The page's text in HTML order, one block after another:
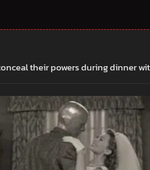
their powers during dinner